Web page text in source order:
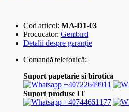
Cod articol: MA-D1-03
Producător: Gembird
Detalii despre garanție
Comandă telefonică:
Suport papetarie si birotica
+40722649911
Suport produse IT
+40744661177